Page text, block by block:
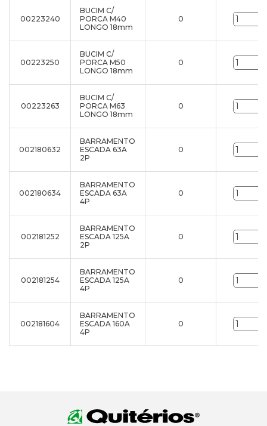
00223240
BUCIM C/
PORCA M40
LONGO 18mm
0
00223250
BUCIM C/
PORCA M50
LONGO 18mm
0
00223263
BUCIM C/
PORCA M63
LONGO 18mm
0
002180632
BARRAMENTO
ESCADA 63A
2P
0
002180634
BARRAMENTO
ESCADA 63A
4P
0
002181252
BARRAMENTO
ESCADA 125A
2P
0
002181254
BARRAMENTO
ESCADA 125A
4P
0
002181604
BARRAMENTO
ESCADA 160A
4P
0